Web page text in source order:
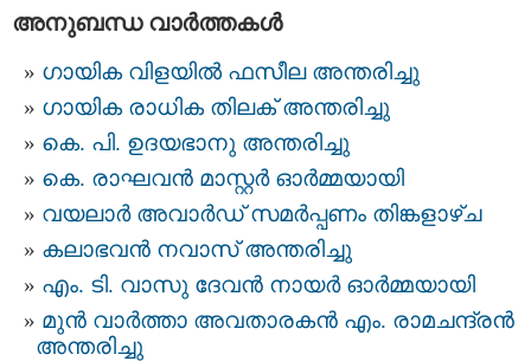
അനുബന്ധ വാര്‍ത്തകള്‍
ഗായിക വിളയില്‍ ഫസീല അന്തരിച്ചു
ഗായിക രാധിക തിലക് അന്തരിച്ചു
കെ. പി. ഉദയഭാനു അന്തരിച്ചു
കെ. രാഘവന്‍ മാസ്റ്റര്‍ ഓര്‍മ്മയായി
വയലാർ അവാർഡ് സമർപ്പണം തിങ്കളാഴ്ച
കലാഭവൻ നവാസ് അന്തരിച്ചു
എം. ടി. വാസു ദേവന്‍ നായര്‍ ഓര്‍മ്മയായി
മുൻ വാർത്താ അവതാരകൻ എം. രാമചന്ദ്രൻ
അന്തരിച്ചു